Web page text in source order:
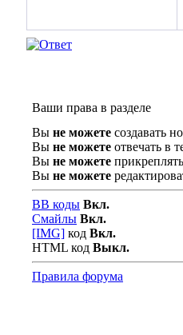
Ваши права в разделе
Вы не можете создавать
Вы не можете отвечать в
Вы не можете
Вы не можете
BB коды Вкл.
Смайлы Вкл.
[IMG] код Вкл.
HTML код Выкл.
Правила форума